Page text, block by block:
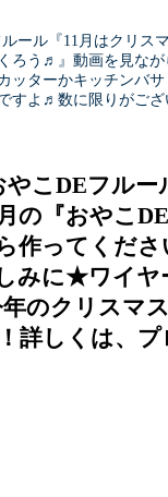
ール『11月はクリ
ろう♬』動画を見な
ターかキッチンバ
すよ♬数に限りがご
やこDEフル
の『おやこ
作ってくだ
みに★ワイヤ
のクリス
詳しくは、